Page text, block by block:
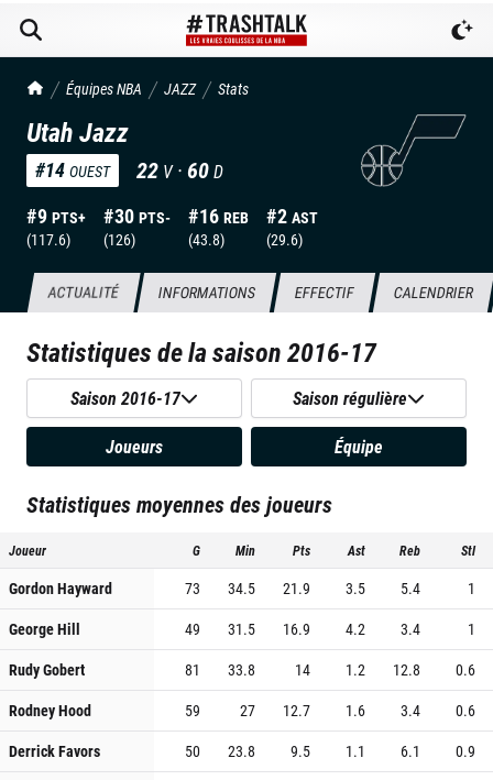
TrashTalk Actu NBA
Équipes NBA JAZZ Stats
Utah Jazz
#14 OUEST 22 V ·60D
#9 PTS+
(117.6)
#30 PTS-
(126)
#16 REB
(43.8)
#2 AST
(29.6)
ACTUALITÉ INFORMATIONS EFFECTIF CALENDRIER
Statistiques de la saison2016-17
Saison 2016-17 Saison régulière
Joueurs Équipe
Statistiques moyennes des joueurs
Joueur G Min Pts Ast Reb Stl
Gordon Hayward 73 34.5 21.9 3.5 5.4
1
George Hill
49 31.5 16.9 4.2 3.4
1
Rudy Gobert
81 33.8 14 1.2 12.8
0.6
Rodney Hood
59 27 12.7 1.6 3.4
0.6
Derrick Favors
50 23.8 9.5 1.1 6.1
0.9